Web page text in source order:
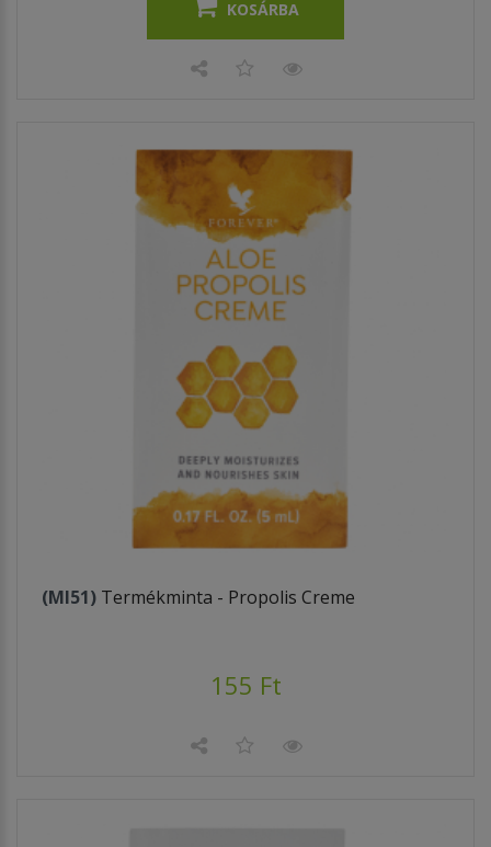
KOSÁRBA
(MI51) Termékminta - Propolis Creme
155 Ft